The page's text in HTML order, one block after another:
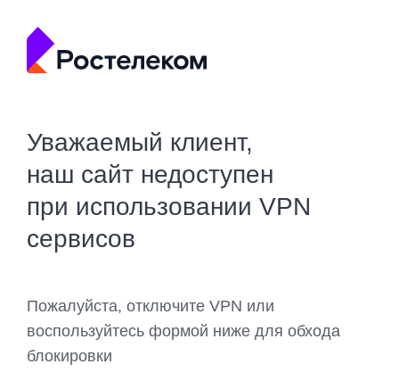
Уважаемый клиент,
наш сайт недоступен
при использовании VPN
сервисов
Пожалуйста, отключите VPN или
воспользуйтесь формой ниже для обхода
блокировки